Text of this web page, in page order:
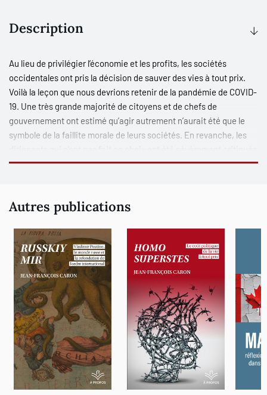
Description
Au lieu de privilégier l’économie et les profits, les sociétés
occidentales ont pris la décision de sauver des vies à tout prix.
Voilà la leçon que nous devrions retenir de la pandémie de COVID-
19. Une très grande majorité de citoyens et de chefs de
gouvernement ont estimé qu’agir autrement n’aurait été que le
symbole de la faillite morale de leurs sociétés. En revanche, les
pour ce qui a été considéré comme un profond manque
Comment expliquer pareille attitude de la part des sociétés
privilégiée par ces sociétés se révèle en fait être une conception
appauvrie de l’existence humaine qui, lorsqu’elle prévaut, peut
mener à des dérives importantes ? Dans son troisième ouvrage
sur la pandémie, Jean-François Caron explique les paramètres
culturels qui ont mené au développement et à l’acceptation de
cette manière typiquement occidentale de concevoir la vie, en
plus de chercher à montrer les risques qui peuvent découler de
celle-ci.
Autres publications